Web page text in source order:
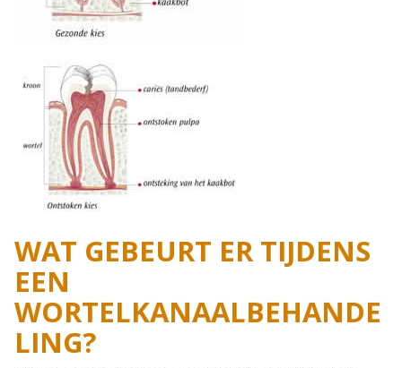
WAT GEBEURT ER TIJDENS
EEN
WORTELKANAALBEHANDE
LING?